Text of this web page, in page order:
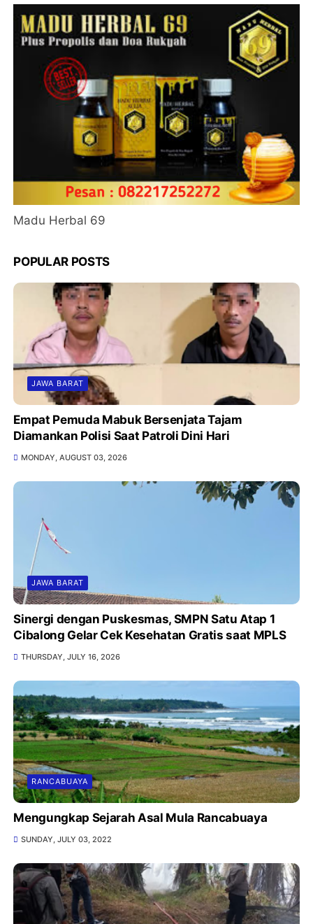
Madu Herbal 69
POPULAR POSTS
JAWA BARAT
Empat Pemuda Mabuk Bersenjata Tajam
Diamankan Polisi Saat Patroli Dini Hari
MONDAY, AUGUST 03, 2026
JAWA BARAT
Sinergi dengan Puskesmas, SMPN Satu Atap 1
Cibalong Gelar Cek Kesehatan Gratis saat MPLS
THURSDAY, JULY 16, 2026
RANCABUAYA
Mengungkap Sejarah Asal Mula Rancabuaya
SUNDAY, JULY 03, 2022